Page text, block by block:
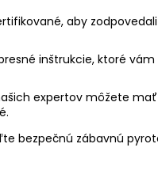
aby
inštrukcie, ktoré
expertov môžete
bezpečnú zábavnú